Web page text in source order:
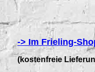
-> Im Frieling-
(kostenfreie